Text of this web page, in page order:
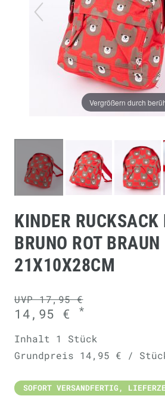
Vergrößern durch
KINDER RUCKSACK
BRUNO ROT BRAUN
21X10X28CM
UVP 17,95 €
14,95 € *
Inhalt 1 Stück
Grundpreis 14,95 € /
SOFORT VERSANDFERTIG,